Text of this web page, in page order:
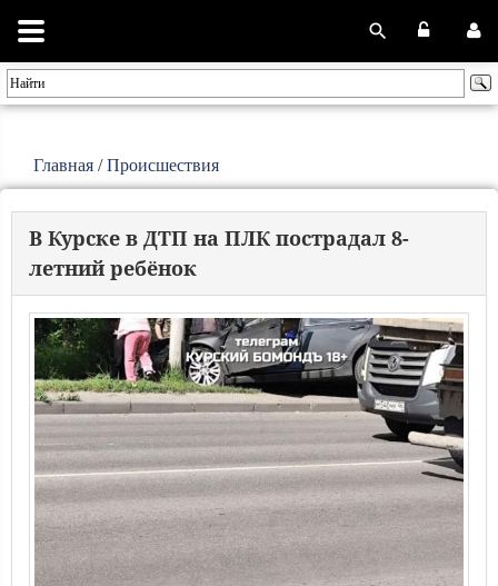
Главная /Происшествия
В Курске в ДТП на ПЛК пострадал 8-
летний ребёнок